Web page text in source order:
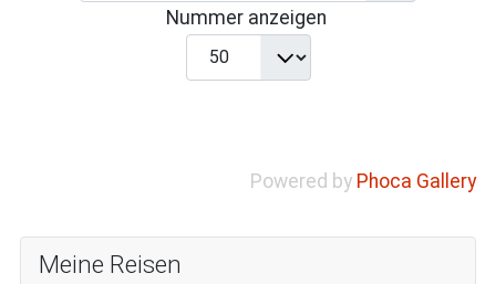
Nummer anzeigen
Powered by Phoca Gallery
Meine Reisen